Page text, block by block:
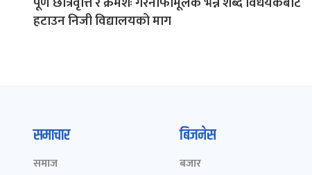
हटाउन निजी विद्यालयको माग
समाचार
समाज
बिजनेस
बजार